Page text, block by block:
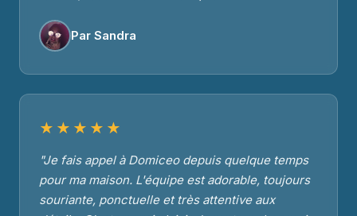
Par Sandra
★★★★★
"Je fais appel à Domiceo depuis quelque temps
pour ma maison. L'équipe est adorable, toujours
souriante, ponctuelle et très attentive aux